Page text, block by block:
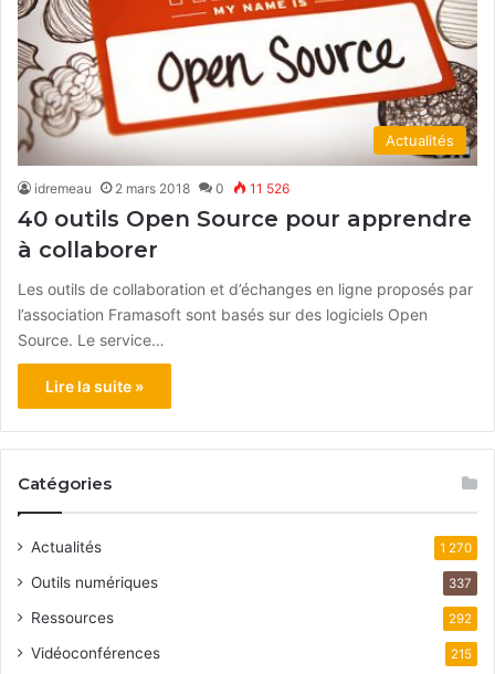
Actualités
idremeau 2 mars 2018 0 11 526
40 outils Open Source pour apprendre
à collaborer
Les outils de collaboration et d’échanges en ligne proposés par
l’association Framasoft sont basés sur des logiciels Open
Source. Le service…
Lire la suite »
Catégories
Actualités 1 270
Outils numériques 337
Ressources 292
Vidéoconférences 215